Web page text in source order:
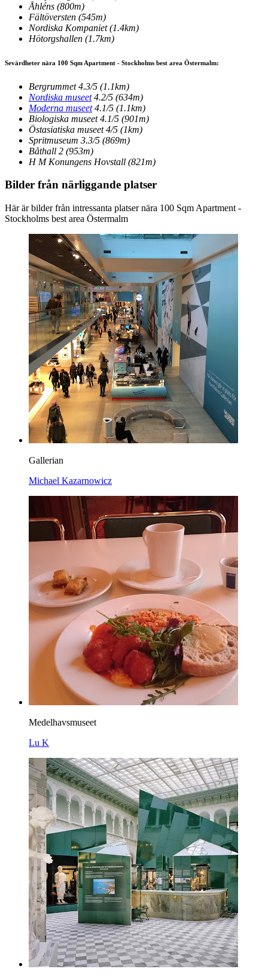
Åhléns (800m)
Fältöversten (545m)
Nordiska Kompaniet(1.4km)
Hötorgshallen (1.7km)
Sevärdheter nära 100 Sqm Apartment - Stockholms best area Östermalm:
Bergrummet4.3/5 (1.1km)
Nordiska museet 4.2/5 (634m)
Moderna museet 4.1/5 (1.1km)
Biologiska museet4.1/5 (901m)
Östasiatiska museet4/5 (1km)
Spritmuseum 3.3/5 (869m)
Båthall 2 (953m)
H M Konungens Hovstall (821m)
Bilder från närliggande platser
Här är bilder från intressanta platser nära 100 Sqm Apartment -
Stockholms best area Östermalm
Gallerian
Michael Kazarnowicz
Medelhavsmuseet
Lu K